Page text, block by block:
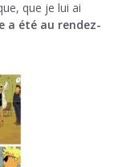
que je lui ai
a été au rendez-